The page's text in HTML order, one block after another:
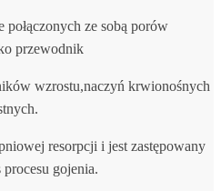
połączonych ze sobą porów
przewodnik
wzrostu,naczyń krwionośnych
resorpcji i jest zastępowany
gojenia.